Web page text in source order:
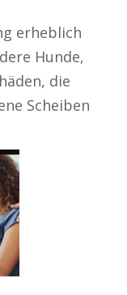
erheblich
Hunde,
die
Scheiben